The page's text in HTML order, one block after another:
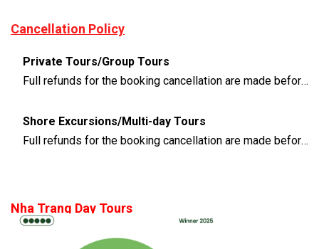
Cancellation Policy
Private Tours/Group Tours
Full refunds for the booking cancellation are made before 3 days of the departure time
Shore Excursions/Multi-day Tours
Full refunds for the booking cancellation are made before 14 days of the departure time
Nha Trang Day Tours